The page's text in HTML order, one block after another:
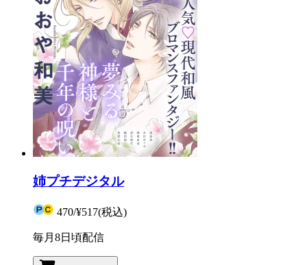
姉プチデジタル
470/¥517(税込)
毎月8日頃配信